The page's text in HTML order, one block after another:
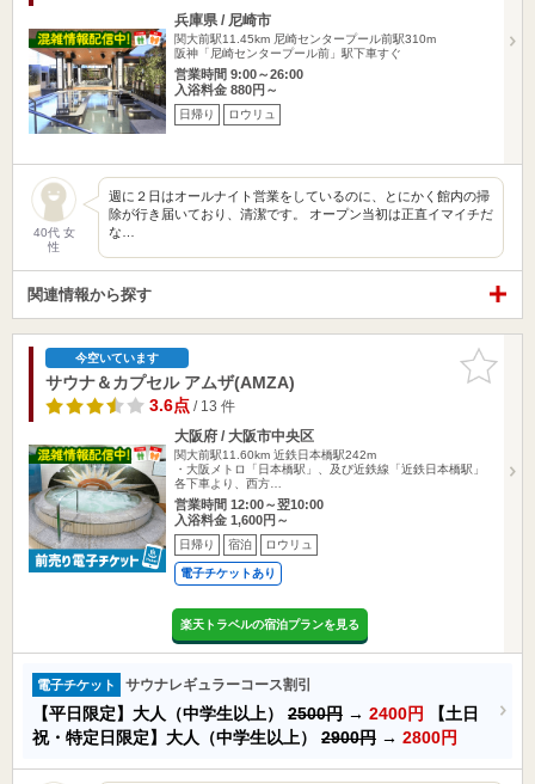
兵庫県 / 尼崎市
関大前駅11.45km 尼崎センタープール前駅310m
阪神「尼崎センタープール前」駅下車すぐ
営業時間 9:00～26:00
入浴料金 880円～
日帰り ロウリュ
40代 女
性
週に２日はオールナイト営業をしているのに、とにかく館内の掃
除が行き届いており、清潔です。 オープン当初は正直イマイチだ
な…
関連情報から探す
お気に入
りに追加
今空いています
サウナ＆カプセル アムザ(AMZA)
3.6点/ 13 件
大阪府 / 大阪市中央区
関大前駅11.60km 近鉄日本橋駅242m
・大阪メトロ「日本橋駅」、及び近鉄線「近鉄日本橋駅」
各下車より、西方…
営業時間 12:00～翌10:00
入浴料金 1,600円～
日帰り 宿泊 ロウリュ
電子チケットあり
楽天トラベルの宿泊プランを見る
電子チケット サウナレギュラーコース割引
【平日限定】大人（中学生以上） 2500円 → 2400円
【土日
祝・特定日限定】大人（中学生以上） 2900円 → 2800円